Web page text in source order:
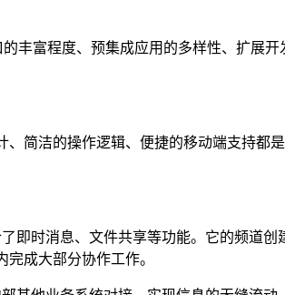
丰富程度、预集成应用的多样性、扩展开
简洁的操作逻辑、便捷的移动端支持都
即时消息、文件共享等功能。它的频道创
成大部分协作工作。